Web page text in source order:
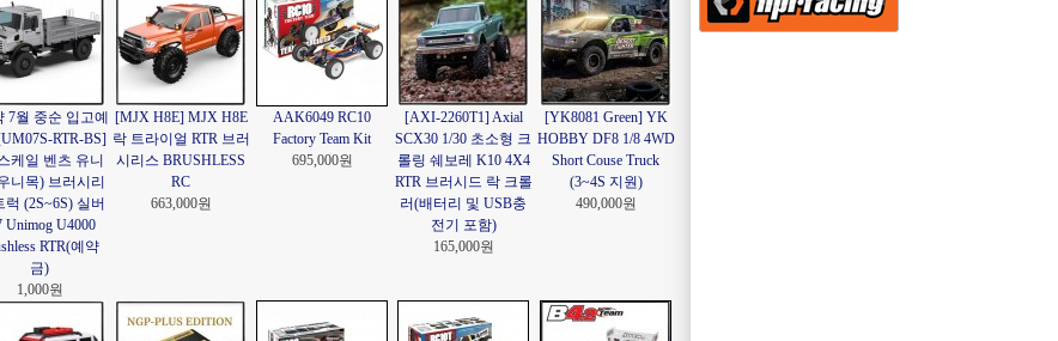
7월 중순 입고예
RTR-BS]
케일 벤츠 유니
니목) 브러시리
럭 (2S~6S) 실버
Unimog U4000
RTR(예약
금)
1,000원
[MJX H8E] MJX H8E
락 트라이얼 RTR 브러
시리스 BRUSHLESS
RC
663,000원
AAK6049 RC10
Factory Team Kit
695,000원
[AXI-2260T1] Axial
SCX30 1/30 초소형 크
롤링 쉐보레 K10 4X4
RTR 브러시드 락 크롤
러(배터리 및 USB충
전기 포함)
165,000원
[YK8081 Green] YK
HOBBY DF8 1/8 4WD
Short Couse Truck
(3~4S 지원)
490,000원